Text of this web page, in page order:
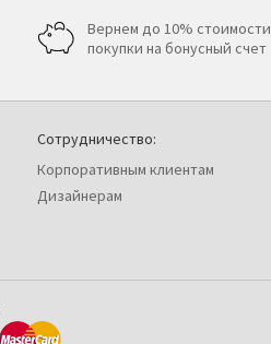
Вернем до 10% стоимости
покупки на бонусный счет
Сотрудничество:
Корпоративным клиентам
Дизайнерам